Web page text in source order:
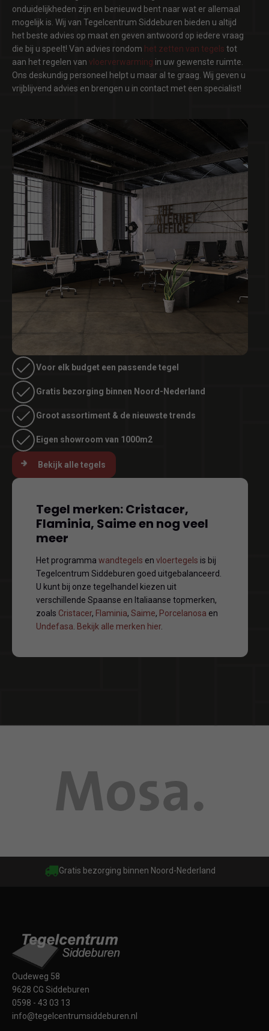
onduidelijkheden zijn en benieuwd bent naar wat er allemaal
mogelijk is. Wij van Tegelcentrum Siddeburen bieden u altijd
het beste advies op maat en geven antwoord op iedere vraag
die bij u speelt! Van advies rondom het zetten van tegels tot
aan het regelen van vloerverwarming in uw gewenste ruimte.
Ons deskundig personeel helpt u maar al te graag. Wij geven u
vrijblijvend advies en brengen u in contact met een specialist!
Voor elk budget een passende tegel
Gratis bezorging binnen Noord-Nederland
Groot assortiment & de nieuwste trends
Eigen showroom van 1000m2
Bekijk alle tegels
Tegel merken: Cristacer,
Flaminia, Saime en nog veel
meer
Het programma wandtegels en vloertegels is bij
Tegelcentrum Siddeburen goed uitgebalanceerd.
U kunt bij onze tegelhandel kiezen uit
verschillende Spaanse en Italiaanse topmerken,
zoals Cristacer, Flaminia, Saime, Porcelanosa en
Undefasa. Bekijk alle merken hier.
Gratis bezorging binnen Noord-Nederland
Oudeweg 58
9628 CG Siddeburen
0598 - 43 03 13
info@tegelcentrumsiddeburen.nl